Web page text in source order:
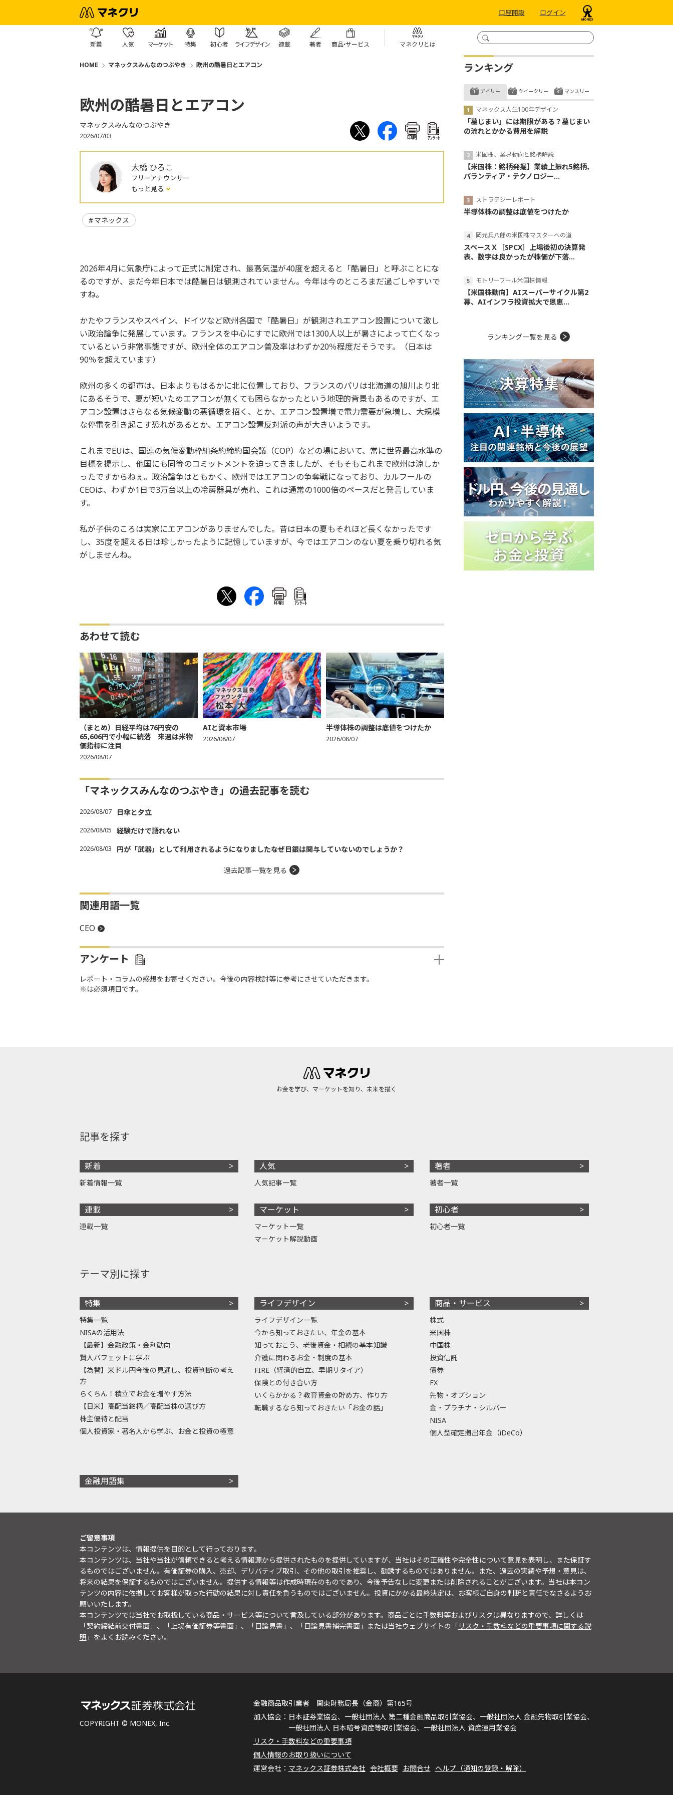
口座開設 ログイン
新着 人気 マーケット 特集 初心者 ライフデザイン 連載 著者 商品・サービス マネクリとは
HOME マネックスみんなのつぶやき 欧州の酷暑日とエアコン
欧州の酷暑日とエアコン
マネックスみんなのつぶやき
2026/07/03 印刷 ｱﾝｹｰﾄ
大橋 ひろこ
フリーアナウンサー
もっと見る
マネックス
2026年4月に気象庁によって正式に制定され、最高気温が40度を超えると「酷暑日」と呼ぶことにな
るのですが、まだ今年日本では酷暑日は観測されていません。今年は今のところまだ過ごしやすいで
すね。
かたやフランスやスペイン、ドイツなど欧州各国で「酷暑日」が観測されエアコン設置について激し
い政治論争に発展しています。フランスを中心にすでに欧州では1300人以上が暑さによって亡くなっ
ているという非常事態ですが、欧州全体のエアコン普及率はわずか20％程度だそうです。（日本は
90％を超えています）
欧州の多くの都市は、日本よりもはるかに北に位置しており、フランスのパリは北海道の旭川より北
にあるそうで、夏が短いためエアコンが無くても困らなかったという地理的背景もあるのですが、エ
アコン設置はさらなる気候変動の悪循環を招く、とか、エアコン設置増で電力需要が急増し、大規模
な停電を引き起こす恐れがあるとか、エアコン設置反対派の声が大きいようです。
これまでEUは、国連の気候変動枠組条約締約国会議（COP）などの場において、常に世界最高水準の
目標を提示し、他国にも同等のコミットメントを迫ってきましたが、そもそもこれまで欧州は涼しか
ったですからねぇ。政治論争はともかく、欧州ではエアコンの争奪戦になっており、カルフールの
CEOは、わずか1日で3万台以上の冷房器具が売れ、これは通常の1000倍のペースだと発言していま
す。
私が子供のころは実家にエアコンがありませんでした。昔は日本の夏もそれほど長くなかったです
し、35度を超える日は珍しかったように記憶していますが、今ではエアコンのない夏を乗り切れる気
がしませんね。
印刷 ｱﾝｹｰﾄ
あわせて読む
（まとめ）日経平均は76円安の
65,606円で小幅に続落 来週は米物
価指標に注目
2026/08/07
AIと資本市場
2026/08/07
半導体株の調整は底値をつけたか
2026/08/07
「マネックスみんなのつぶやき」の過去記事を読む
2026/08/07 日傘と夕立
2026/08/05 経験だけで語れない
2026/08/03 円が「武器」として利用されるようになりました――なぜ日銀は関与していないのでしょうか？
過去記事一覧を見る
関連用語一覧
CEO
アンケート
レポート・コラムの感想をお寄せください。今後の内容検討等に参考にさせていただきます。
※は必須項目です。
ランキング
デイリー
マネックス人生100年デザイン
「墓じまい」には期限がある？墓じまい
の流れとかかる費用を解説
米国株、業界動向と銘柄解説
【米国株：銘柄発掘】業績上振れ5銘柄、
パランティア・テクノロジー...
ストラテジーレポート
半導体株の調整は底値をつけたか
岡元兵八郎の米国株マスターへの道
スペースＸ［SPCX］上場後初の決算発
表、数字は良かったが株価が下落...
モトリーフール米国株情報
【米国株動向】AIスーパーサイクル第2
幕、AIインフラ投資拡大で恩恵...
ウイークリー マンスリー
ランキング一覧を見る
お金を学び、マーケットを知り、未来を描く
記事を探す
新着
新着情報一覧
連載
連載一覧
人気
人気記事一覧
マーケット
マーケット一覧
マーケット解説動画
著者
著者一覧
初心者
初心者一覧
テーマ別に探す
特集
特集一覧
NISAの活用法
【最新】金融政策・金利動向
賢人バフェットに学ぶ
【為替】米ドル円今後の見通し、投資判断の考え
方
らくちん！積立でお金を増やす方法
【日米】高配当銘柄／高配当株の選び方
株主優待と配当
個人投資家・著名人から学ぶ、お金と投資の極意
ライフデザイン
ライフデザイン一覧
今から知っておきたい、年金の基本
知っておこう、老後資金・相続の基本知識
介護に関わるお金・制度の基本
FIRE（経済的自立、早期リタイア）
保険との付き合い方
いくらかかる？教育資金の貯め方、作り方
転職するなら知っておきたい「お金の話」
商品・サービス
株式
米国株
中国株
投資信託
債券
FX
先物・オプション
金・プラチナ・シルバー
NISA
個人型確定拠出年金（iDeCo）
金融用語集
ご留意事項
本コンテンツは、情報提供を目的として行っております。
本コンテンツは、当社や当社が信頼できると考える情報源から提供されたものを提供していますが、当社はその正確性や完全性について意見を表明し、また保証す
るものではございません。有価証券の購入、売却、デリバティブ取引、その他の取引を推奨し、勧誘するものではありません。また、過去の実績や予想・意見は、
将来の結果を保証するものではございません。提供する情報等は作成時現在のものであり、今後予告なしに変更または削除されることがございます。当社は本コン
テンツの内容に依拠してお客様が取った行動の結果に対し責任を負うものではございません。投資にかかる最終決定は、お客様ご自身の判断と責任でなさるようお
願いいたします。
本コンテンツでは当社でお取扱している商品・サービス等について言及している部分があります。商品ごとに手数料等およびリスクは異なりますので、詳しくは
「契約締結前交付書面」、「上場有価証券等書面」、「目論見書」、「目論見書補完書面」または当社ウェブサイトの「リスク・手数料などの重要事項に関する説
明 」をよくお読みください。
COPYRIGHT © MONEX, Inc.
金融商品取引業者 関東財務局長（金商）第165号
日本証券業協会、一般社団法人 第二種金融商品取引業協会、一般社団法人 金融先物取引業協会、
一般社団法人 日本暗号資産等取引業協会、一般社団法人 資産運用業協会
リスク・手数料などの重要事項
個人情報のお取り扱いについて
マネックス証券株式会社 会社概要 お問合せ ヘルプ（通知の登録・解除）